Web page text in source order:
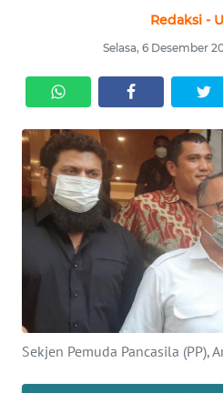
Redaksi -
Selasa, 6 Desember
Sekjen Pemuda Pancasila (PP),
SERBI
Informasi
INDEKS
BERITA
INFO